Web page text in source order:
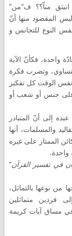
مناّ؟؟ ف”من”
المقصود منها أنّ
النوع للتجانس و
واحدة، فكأنّ الآية
وتضرب فكرة
نفس الوقت كل تفكير
جنس أو شعب أو
إلى أنّ المتبادر
والمسلمات، أنها
الممتاز على غيره
واحدة.
في تفسير القرآن”
من نوعها بالتماثل،
فردين متماثلين
في مساق آيات كريمة